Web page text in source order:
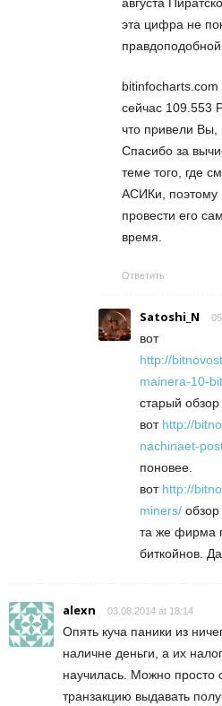
эта цифра не
правдоподобной.
bitinfocharts.com
сейчас 109.553
что привели
Спасибо за
теме того, где
АСИКи, поэтому
провести его
время.
Ответить
Satoshi_N
вот
http://
mainera-10-
старый
вот http://
nachinaet-
поновее.
вот http://
miners/
та же фирма
биткойнов.
alexn 03.08.2014 at 18:14
Опять куча паники из
наличне деньги, а их
научилась. Можно просто
транзакцию выдавать